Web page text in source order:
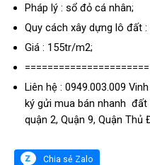
Pháp lý : sổ đỏ cá nhân;
Quy cách xây dựng lô đất
Giá : 155tr/m2;
Liên hệ : 0949.003.009
ký gửi mua bán nhanh đất
quận 2, Quận 9, Quận
Chia sẻ Zalo